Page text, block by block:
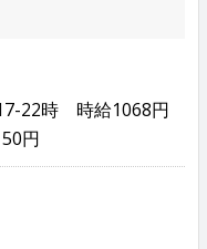
22時 時給1068円
円